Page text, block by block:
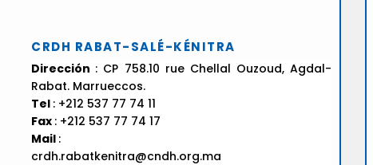
CRDH RABAT-SALÉ-KÉNITRA
Dirección : CP 758.10 rue Chellal Ouzoud, Agdal-
Rabat. Marrueccos.
Tel : +212 537 77 74 11
Fax : +212 537 77 74 17
Mail :
crdh.rabatkenitra@cndh.org.ma